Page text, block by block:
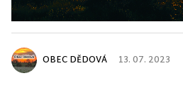
OBEC DĚDOVÁ 13. 07. 2023